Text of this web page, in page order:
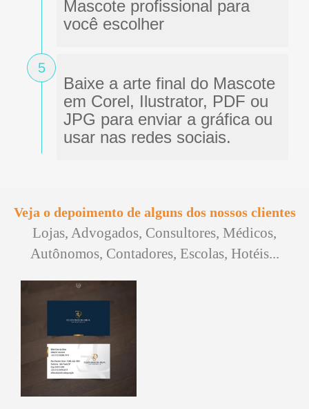
Mascote profissional para
você escolher
5
Baixe a arte final do Mascote
em Corel, Ilustrator, PDF ou
JPG para enviar a gráfica ou
usar nas redes sociais.
Veja o depoimento de alguns dos nossos clientes
Lojas, Advogados, Consultores, Médicos,
Autônomos, Contadores, Escolas, Hotéis...